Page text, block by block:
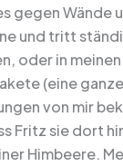
gegen Wände
und tritt
oder in
(eine
von mir
Fritz sie dort
Himbeere.